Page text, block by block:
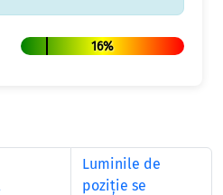
16%
Luminile de
poziţie se